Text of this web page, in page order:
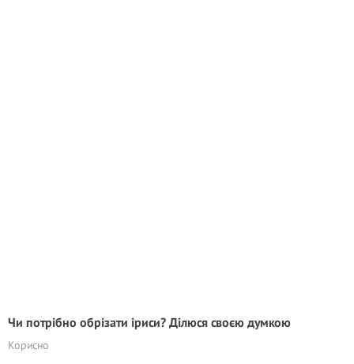
Чи потрібно обрізати іриси? Ділюся своєю думкою
Корисно